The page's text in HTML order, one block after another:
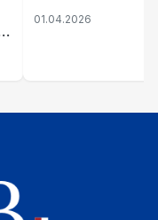
01.04.2026